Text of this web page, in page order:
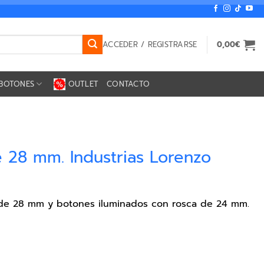
ACCEDER / REGISTRARSE 0,00€
OUTLET CONTACTO
mm. Industrias Lorenzo
28 mm y botones iluminados con rosca de 24 mm.